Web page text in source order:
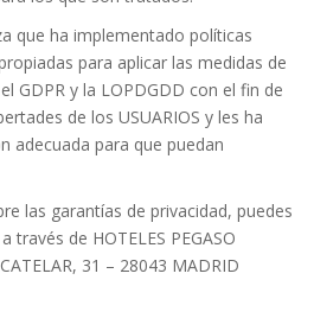
que ha implementado políticas
para aplicar las medidas de
GDPR y la LOPDGDD con el fin de
de los USUARIOS y les ha
adecuada para que puedan
las garantías de privacidad, puedes
través de HOTELES PEGASO
31 – 28043 MADRID